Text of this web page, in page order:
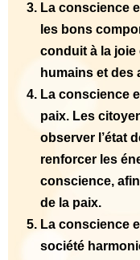
La conscience
les bons
conduit à la joie
humains et des
La conscience
paix. Les
observer l’état
renforcer les
conscience,
de la paix.
La conscience
société